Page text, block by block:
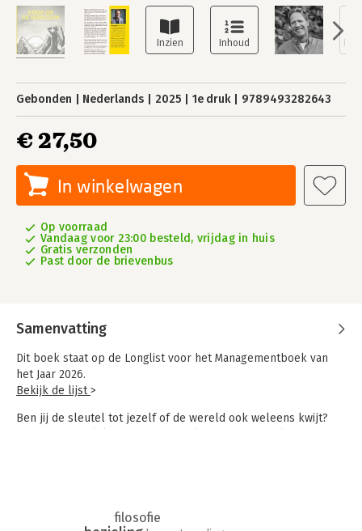
Gebonden Nederlands 2025 1e druk 9789493282643
€ 27,50
In winkelwagen
Op voorraad
Vandaag voor 23:00 besteld, vrijdag in huis
Gratis verzonden
Past door de brievenbus
Samenvatting
Dit boek staat op de Longlist voor het Managementboek van
het Jaar 2026.
Bekijk de lijst>
Ben jij de sleutel tot jezelf of de wereld ook weleens kwijt?
parabels uit bijna alle geestelijke tradities van over de hele
wereld. Klassieke verhalen van onder meer Nasroeddin,
filosofie